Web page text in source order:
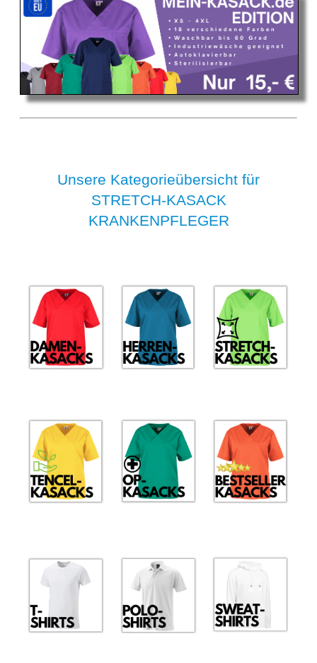
Unsere Kategorieübersicht für
STRETCH-KASACK
KRANKENPFLEGER